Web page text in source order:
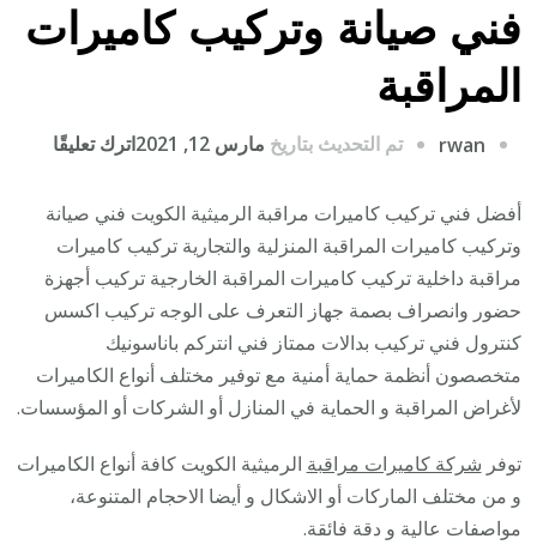
فني صيانة وتركيب كاميرات
المراقبة
rwan تم التحديث بتاريخ مارس 12, 2021 اترك تعليقًا
/
فني
أفضل فني تركيب كاميرات مراقبة الرميثية الكويت فني صيانة
وتركيب كاميرات المراقبة المنزلية والتجارية تركيب كاميرات
مراقبة داخلية تركيب كاميرات المراقبة الخارجية تركيب أجهزة
حضور وانصراف بصمة جهاز التعرف على الوجه تركيب اكسس
كنترول فني تركيب بدالات ممتاز فني انتركم باناسونيك
متخصصون أنظمة حماية أمنية مع توفير مختلف أنواع الكاميرات
لأغراض المراقبة و الحماية في المنازل أو الشركات أو المؤسسات.
توفر شركة كاميرات مراقبة الرميثية الكويت كافة أنواع الكاميرات
و من مختلف الماركات أو الاشكال و أيضا الاحجام المتنوعة،
مواصفات عالية و دقة فائقة.